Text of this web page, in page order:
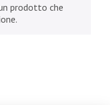
prodotto che